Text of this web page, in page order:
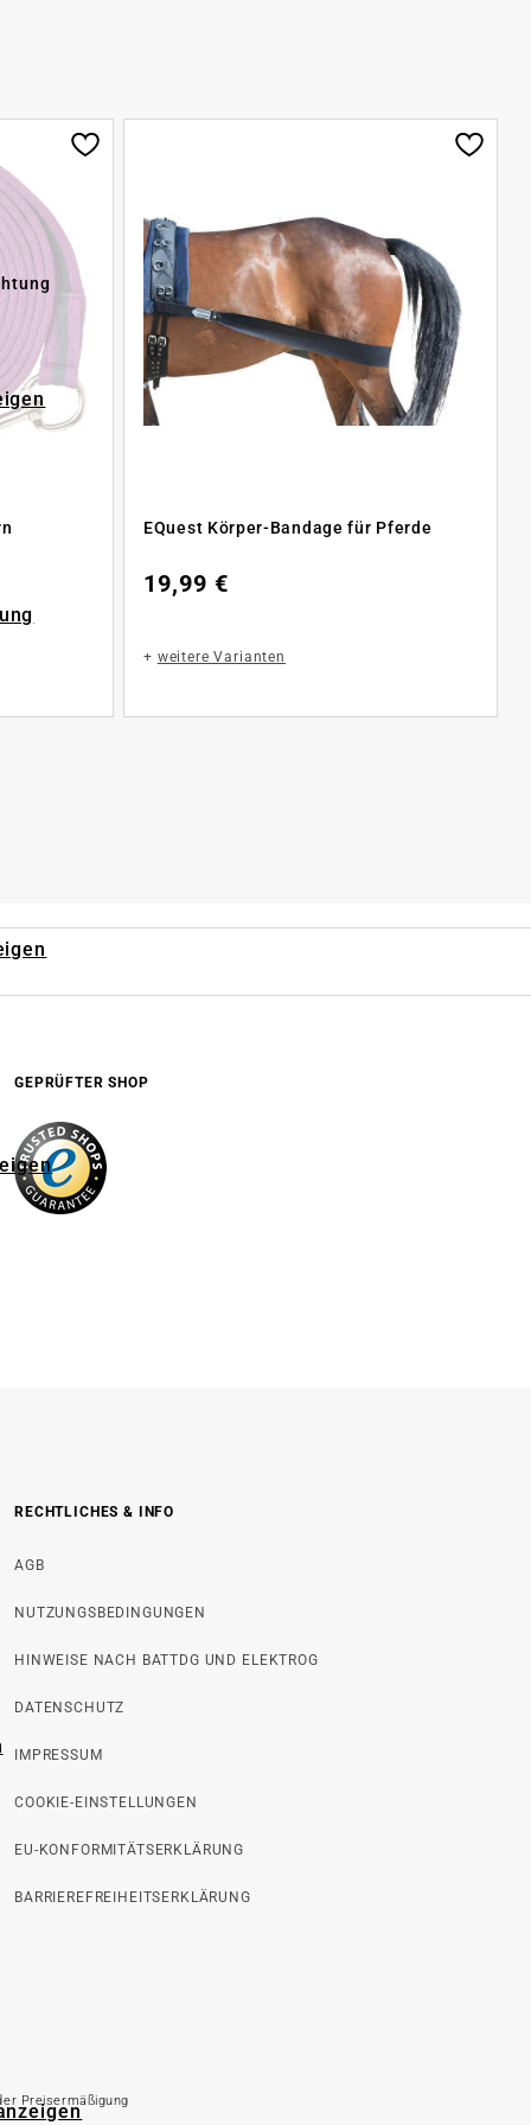
EQuest Körper-Bandage für Pferde
19,99 €
+ weitere Varianten
GEPRÜFTER SHOP
RECHTLICHES & INFO
AGB
NUTZUNGSBEDINGUNGEN
HINWEISE NACH BATTDG UND ELEKTROG
DATENSCHUTZ
IMPRESSUM
COOKIE-EINSTELLUNGEN
EU-KONFORMITÄTSERKLÄRUNG
BARRIEREFREIHEITSERKLÄRUNG
Preisermäßigung